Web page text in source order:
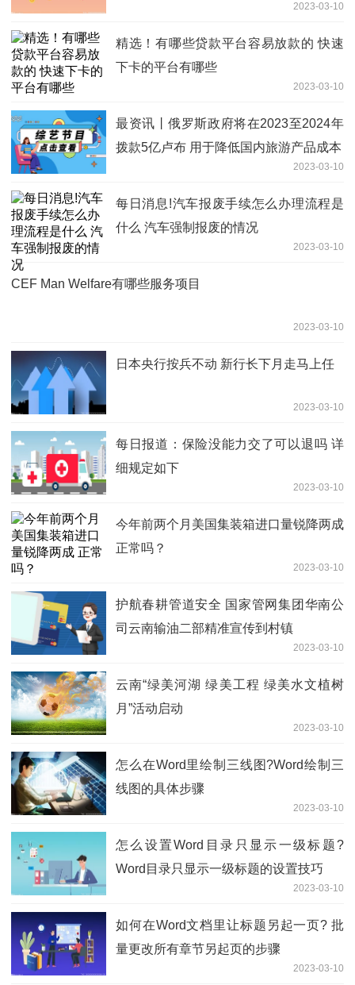
2023-03-10
精选！有哪些贷款平台容易放款的 快速
下卡的平台有哪些
2023-03-10
最资讯丨俄罗斯政府将在2023至2024年
拨款5亿卢布 用于降低国内旅游产品成本
2023-03-10
每日消息!汽车报废手续怎么办理流程是
什么 汽车强制报废的情况
2023-03-10
CEF Man Welfare有哪些服务项目
2023-03-10
日本央行按兵不动 新行长下月走马上任
2023-03-10
每日报道：保险没能力交了可以退吗 详
细规定如下
2023-03-10
今年前两个月美国集装箱进口量锐降两成
正常吗？
2023-03-10
护航春耕管道安全 国家管网集团华南公
司云南输油二部精准宣传到村镇
2023-03-10
云南“绿美河湖 绿美工程 绿美水文植树
月”活动启动
2023-03-10
怎么在Word里绘制三线图?Word绘制三
线图的具体步骤
2023-03-10
怎么设置Word目录只显示一级标题?
Word目录只显示一级标题的设置技巧
2023-03-10
如何在Word文档里让标题另起一页? 批
量更改所有章节另起页的步骤
2023-03-10